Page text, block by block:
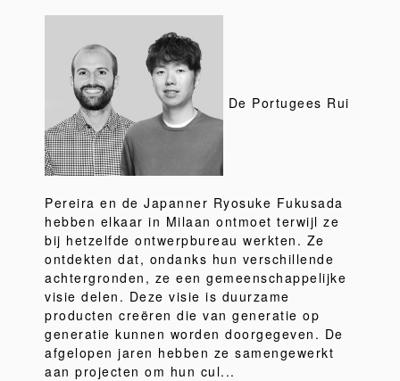
De Portugees Rui
Pereira en de Japanner Ryosuke Fukusada
hebben elkaar in Milaan ontmoet terwijl ze
bij hetzelfde ontwerpbureau werkten. Ze
ontdekten dat, ondanks hun verschillende
achtergronden, ze een gemeenschappelijke
visie delen. Deze visie is duurzame
producten creëren die van generatie op
generatie kunnen worden doorgegeven. De
afgelopen jaren hebben ze samengewerkt
aan projecten om hun cul...